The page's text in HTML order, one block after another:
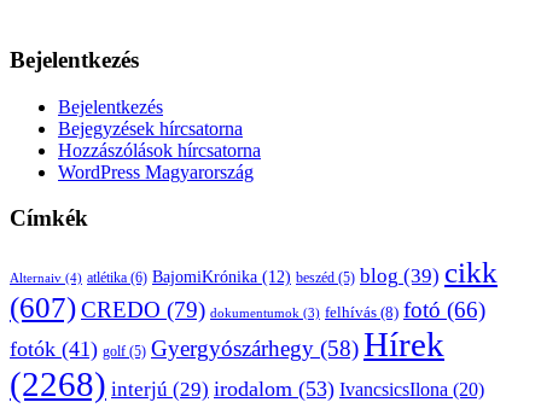
Bejelentkezés
Bejelentkezés
Bejegyzések hírcsatorna
Hozzászólások hírcsatorna
WordPress Magyarország
Címkék
Alternaiv (4) atlétika (6) BajomiKrónika (12) beszéd (5) blog (39) cikk
(607)CREDO (79) dokumentumok (3) felhívás (8) fotó (66)
fotók (41) golf (5) Gyergyószárhegy (58)Hírek
(2268) interjú (29) irodalom (53) IvancsicsIlona (20)